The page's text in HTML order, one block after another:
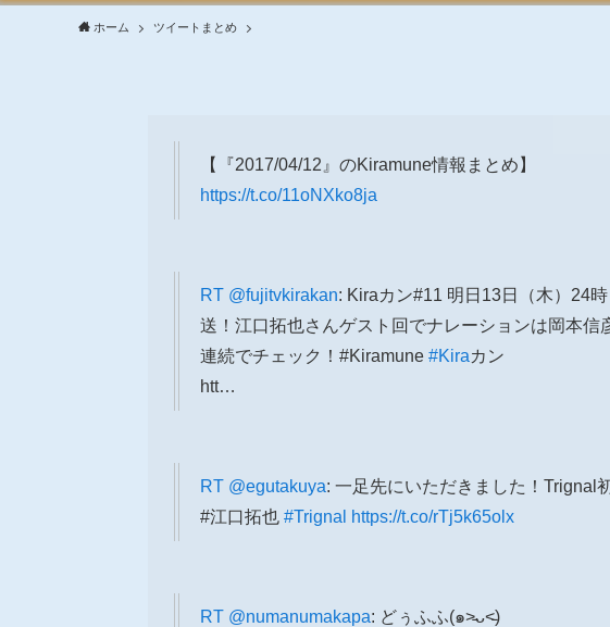
ホーム ツイートまとめ
【『2017/04/12』のKiramune情報まとめ】
https://t.co/11oNXko8ja
RT @fujitvkirakan: Kiraカン#11 明日13日（木）24
送！江口拓也さんゲスト回でナレーションは岡本
連続でチェック！#Kiramune #Kiraカン
htt…
RT @egutakuya: 一足先にいただきました！
#江口拓也 #Trignal https://t.co/rTj5k65olx
RT @numanumakapa: どぅふふ(๑˃̵ᴗ˂̵)